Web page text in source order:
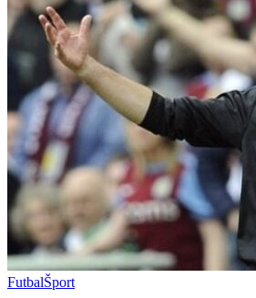
FutbalŠport